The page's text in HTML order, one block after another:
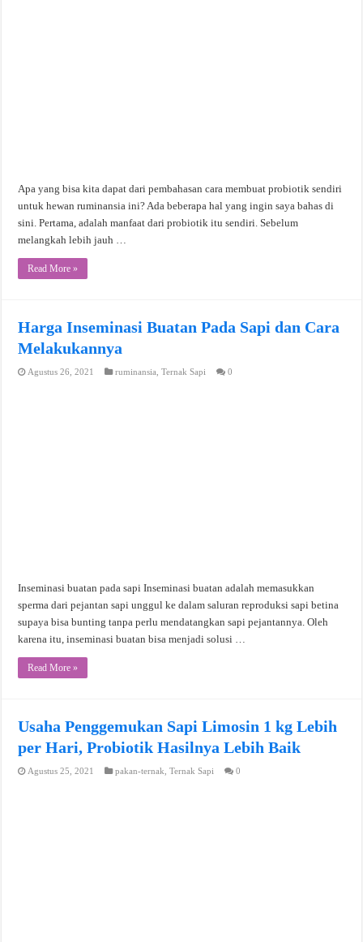
Apa yang bisa kita dapat dari pembahasan cara membuat probiotik sendiri
untuk hewan ruminansia ini? Ada beberapa hal yang ingin saya bahas di
sini. Pertama, adalah manfaat dari probiotik itu sendiri. Sebelum
melangkah lebih jauh …
Read More »
Harga Inseminasi Buatan Pada Sapi dan Cara
Melakukannya
Agustus 26, 2021 ruminansia ,Ternak Sapi 0
Inseminasi buatan pada sapi Inseminasi buatan adalah memasukkan
sperma dari pejantan sapi unggul ke dalam saluran reproduksi sapi betina
supaya bisa bunting tanpa perlu mendatangkan sapi pejantannya. Oleh
karena itu, inseminasi buatan bisa menjadi solusi …
Read More »
Usaha Penggemukan Sapi Limosin 1 kg Lebih
per Hari, Probiotik Hasilnya Lebih Baik
Agustus 25, 2021 pakan-ternak ,Ternak Sapi 0